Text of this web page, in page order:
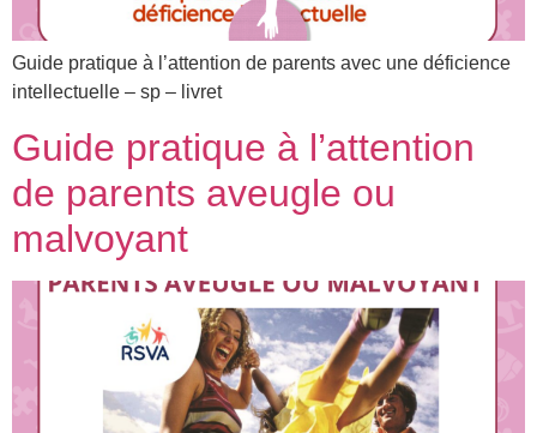
Guide pratique à l’attention de parents avec une déficience
intellectuelle – sp – livret
Guide pratique à l’attention
de parents aveugle ou
malvoyant